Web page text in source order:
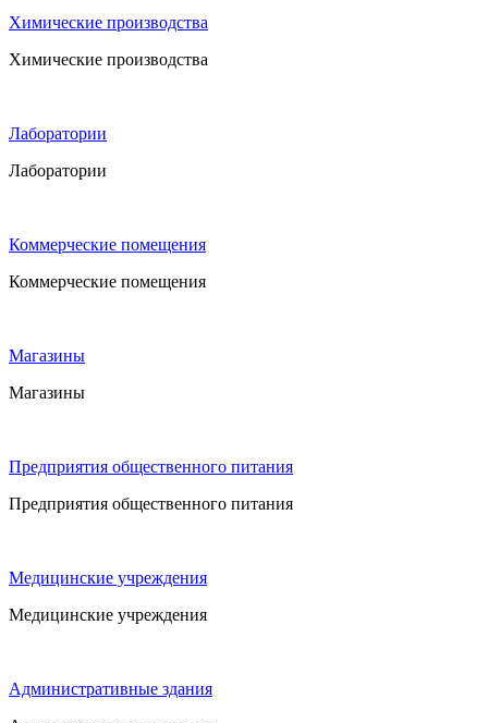
Химические производства
Химические производства
Лаборатории
Лаборатории
Коммерческие помещения
Коммерческие помещения
Магазины
Магазины
Предприятия общественного питания
Предприятия общественного питания
Медицинские учреждения
Медицинские учреждения
Административные здания